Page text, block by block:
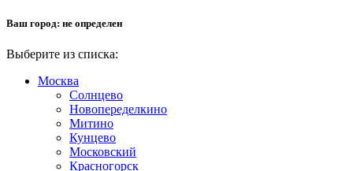
Ваш город: не определен
Выберите из списка:
Москва
Солнцево
Новопеределкино
Митино
Кунцево
Московский
Красногорск